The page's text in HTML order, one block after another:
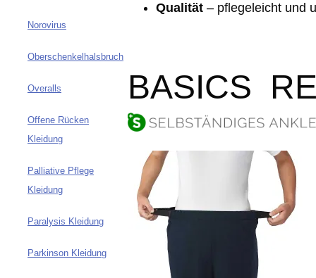
Norovirus
Oberschenkelhalsbruch
Overalls
Offene Rücken
Kleidung
Palliative Pflege
Kleidung
Paralysis Kleidung
Parkinson Kleidung
Qualität – pflegeleicht und
BASICS